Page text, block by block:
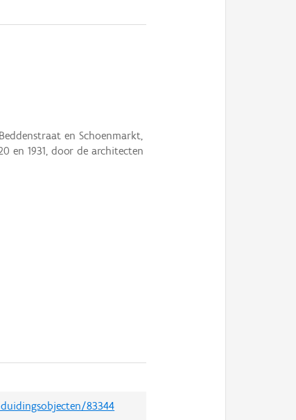
en Schoenmarkt,
en 1931, door de architecten
83344